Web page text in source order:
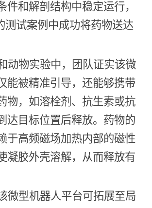
件和解剖结构中稳定运行，
测试案例中成功将药物送达
动物实验中，团队证实该微
能被精准引导，还能够携带
物，如溶栓剂、抗生素或抗
达目标位置后释放。药物的
于高频磁场加热内部的磁性
凝胶外壳溶解，从而释放有
微型机器人平台可拓展至局